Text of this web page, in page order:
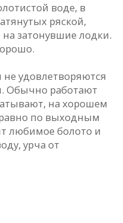
воде, в
ряской,
затонувшие лодки.
удовлетворяются
Обычно работают
на хорошем
равно по выходным
любимое болото и
урча от